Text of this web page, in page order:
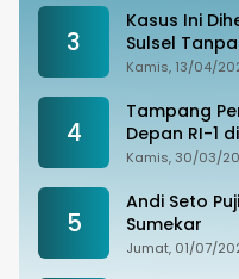
3
Kasus Ini
Sulsel
Kamis, 13/04/
4
Tampang
Depan RI-1
Ternyata
Kamis, 30/03/
5
Andi Seto
Sumekar
Jumat, 01/07/